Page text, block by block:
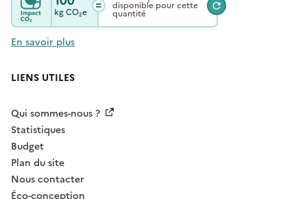
kgCO₂e
disponible pour cette
quantité
En savoir plus
LIENS UTILES
Qui sommes-nous ?
Statistiques
Budget
Plan du site
Nous contacter
Éco-conception